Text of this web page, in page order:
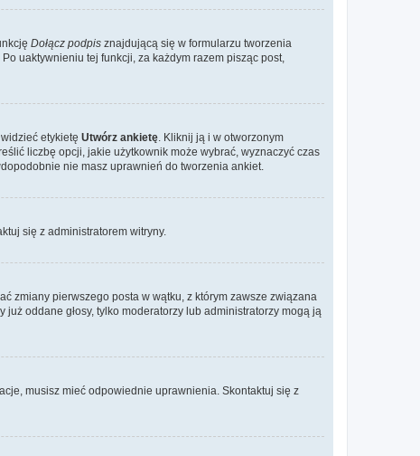
Dołącz podpis znajdującą się w formularzu tworzenia
uaktywnieniu tej funkcji, za każdym razem pisząc post,
etykietę Utwórz ankietę . Kliknij ją i w otworzonym
liczbę opcji, jakie użytkownik może wybrać, wyznaczyć czas
nie masz uprawnień do tworzenia ankiet.
się z administratorem witryny.
zmiany pierwszego posta w wątku, z którym zawsze związana
oddane głosy, tylko moderatorzy lub administratorzy mogą ją
musisz mieć odpowiednie uprawnienia. Skontaktuj się z